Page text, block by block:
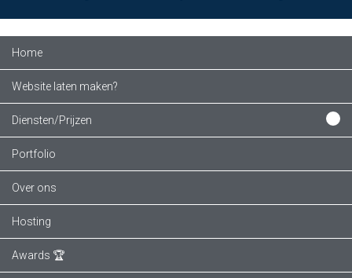
Home
Website laten maken?
Diensten/Prijzen
Portfolio
Over ons
Hosting
Awards 🏆